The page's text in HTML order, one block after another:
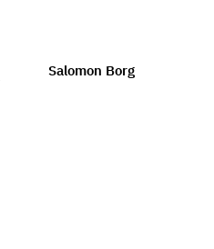
Salomon Borg